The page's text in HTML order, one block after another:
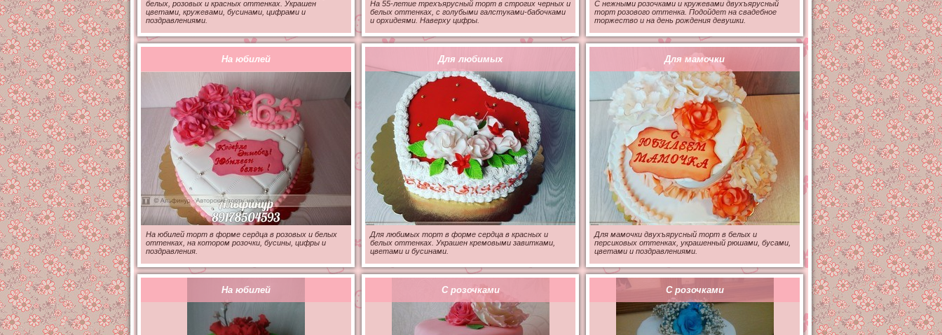
белых, розовых и красных оттенках. Украшен
цветами, кружевами, бусинами, цифрами и
поздравлениями.
На 55-летие трехъярусный торт в строгих черных и
белых оттенках, с голубыми галстуками-бабочками
и орхидеями. Наверху цифры.
С нежными розочками и кружевами двухъярусный
торт розового оттенка. Подойдет на свадебное
торжество и на день рождения девушки.
На юбилей
На юбилей торт в форме сердца в розовых и белых
оттенках, на котором розочки, бусины, цифры и
поздравления.
Для любимых
Для любимых торт в форме сердца в красных и
белых оттенках. Украшен кремовыми завитками,
цветами и бусинами.
Для мамочки
Для мамочки двухъярусный торт в белых и
персиковых оттенках, украшенный рюшами, бусами,
цветами и поздравлениями.
На юбилей С розочками С розочками